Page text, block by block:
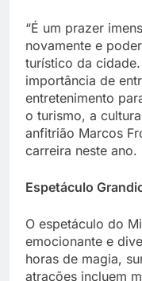
“É um prazer
novamente e
turístico da
importância de
entretenimento
o turismo, a
anfitrião Marcos
carreira neste ano.
Espetáculo
O espetáculo do
emocionante e
horas de magia,
atrações incluem